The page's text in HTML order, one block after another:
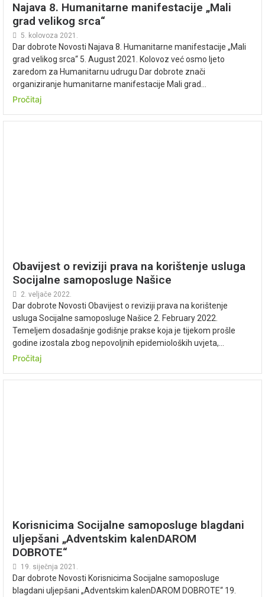
Najava 8. Humanitarne manifestacije „Mali
grad velikog srca“
5. kolovoza 2021.
Dar dobrote Novosti Najava 8. Humanitarne manifestacije „Mali
grad velikog srca“ 5. August 2021. Kolovoz već osmo ljeto
zaredom za Humanitarnu udrugu Dar dobrote znači
organiziranje humanitarne manifestacije Mali grad...
Pročitaj
Obavijest o reviziji prava na korištenje usluga
Socijalne samoposluge Našice
2. veljače 2022.
Dar dobrote Novosti Obavijest o reviziji prava na korištenje
usluga Socijalne samoposluge Našice 2. February 2022.
Temeljem dosadašnje godišnje prakse koja je tijekom prošle
godine izostala zbog nepovoljnih epidemioloških uvjeta,...
Pročitaj
Korisnicima Socijalne samoposluge blagdani
uljepšani „Adventskim kalenDAROM
DOBROTE“
19. siječnja 2021.
Dar dobrote Novosti Korisnicima Socijalne samoposluge
blagdani uljepšani „Adventskim kalenDAROM DOBROTE“ 19.